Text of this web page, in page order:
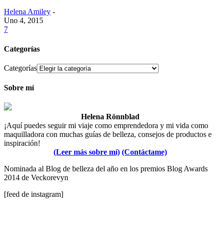
Helena Amiley -
Uno 4, 2015
7
Categorías
Categorías
Sobre mí
Helena Rönnblad
¡Aquí puedes seguir mi viaje como emprendedora y mi vida como
maquilladora con muchas guías de belleza, consejos de productos e
inspiración!
(Leer más sobre mí) (Contáctame)
Nominada al Blog de belleza del año en los premios Blog Awards
2014 de Veckorevyn
[feed de instagram]